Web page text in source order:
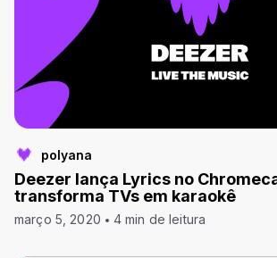
polyana
Deezer lança Lyrics no
transforma TVs em karaokê
março 5, 2020 4 min de leitura